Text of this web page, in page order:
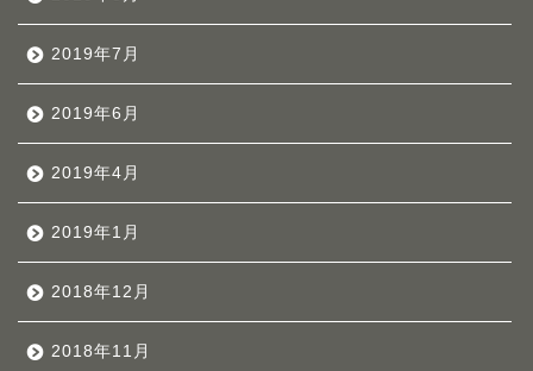
2019年7月
2019年6月
2019年4月
2019年1月
2018年12月
2018年11月